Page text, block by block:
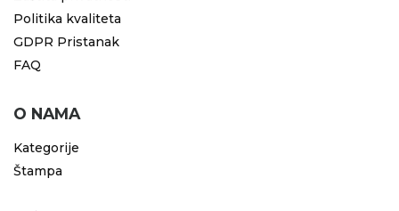
Politika kvaliteta
GDPR Pristanak
FAQ
O NAMA
Kategorije
Štampa